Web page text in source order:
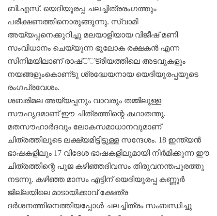
ബി.എസ്‌. യെദിയൂരപ്പ ചലച്ചിത്രരംഗത്തും
പരീക്ഷണത്തിനൊരുങ്ങുന്നു. സ്വാമി
അയ്യപ്പനെക്കുറിച്ചു മലയാളിയായ വിജീഷ്‌ മണി
സംവിധാനം ചെയ്യുന്ന ഭൂലോക രക്ഷകന്‍ എന്ന
സിനിമയിലാണ്‌ രാഷ്‌്‌്‌ട്രീയത്തിലെ അടവുകളും
നയങ്ങളുംകൊണ്‌ടു ശ്രദ്ധേയനായ യെദിയൂരപ്പയുടെ
രംഗപ്രവേശം.
ശബരിമല അയ്യപ്പനും വാവരും തമ്മിലുള്ള
സൗഹൃദമാണ്‌ ഈ ചിത്രത്തിന്റെ കഥാതന്തു.
മതസൗഹാര്‍ദവും ലോകസമാധാനവുമാണ്‌
ചിത്രത്തിലൂടെ ലക്ഷ്യമിട്ടിട്ടുള്ള സന്ദേശം. 18 ഇന്ത്യന്‍
ഭാഷകളിലും 17 വിദേശ ഭാഷകളിലുമായി നിര്‍മിക്കുന്ന ഈ
ചിത്രത്തിന്റെ പൂജ കഴിഞ്ഞദിവസം തിരുവനന്തപുരത്തു
നടന്നു. കഴിഞ്ഞ മാസം എട്ടിന്‌ യെദിയൂരപ്പ കണ്ണൂര്‍
ജില്ലയിലെ മാടായിക്കാവ്‌ ക്ഷേത്ര
ദര്‍ശനത്തിനെത്തിയപ്പോള്‍ ചലച്ചിത്രം സംബന്ധിച്ചു